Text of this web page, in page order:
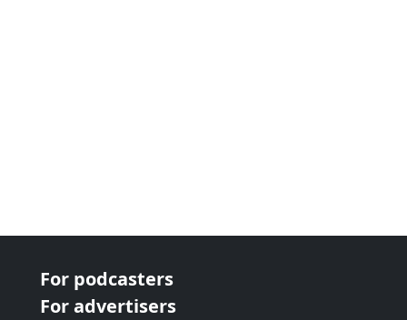
For podcasters
For advertisers